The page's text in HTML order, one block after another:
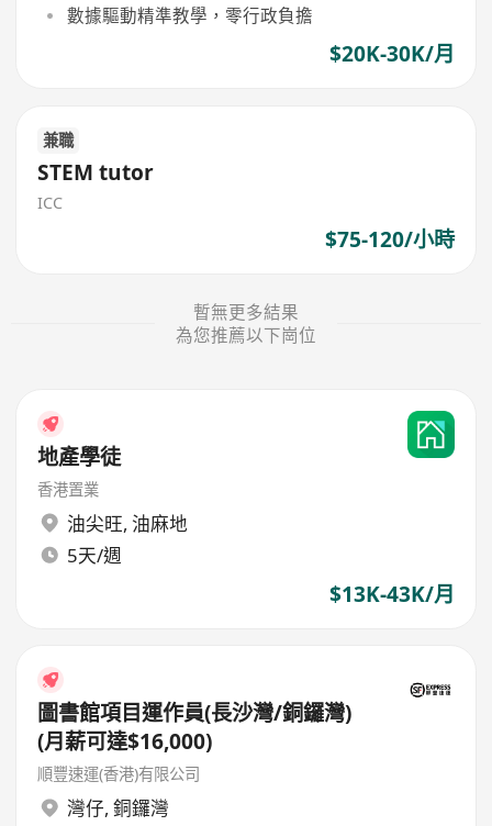
數據驅動精準教學，零行政負擔
$20K-30K/月
兼職
STEM tutor
ICC
$75-120/小時
暫無更多結果
為您推薦以下崗位
地產學徒
香港置業
油尖旺, 油麻地
5天/週
$13K-43K/月
圖書館項目運作員(長沙灣/銅鑼灣)
(月薪可達$16,000)
順豐速運(香港)有限公司
灣仔, 銅鑼灣